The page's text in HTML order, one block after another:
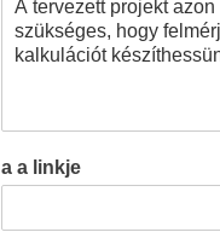
a a linkje